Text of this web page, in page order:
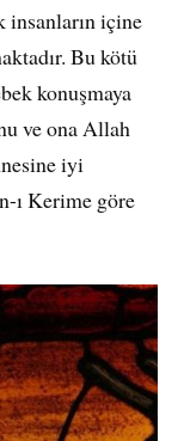
insanların içine
Bu kötü
konuşmaya
ve ona Allah
iyi
ı Kerime göre